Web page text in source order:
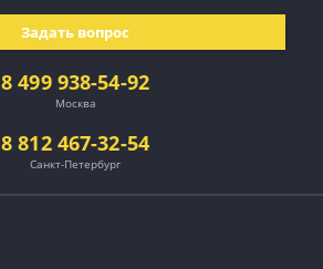
8 499 938-54-92
Москва
8 812 467-32-54
Санкт-Петербург
Задать вопрос